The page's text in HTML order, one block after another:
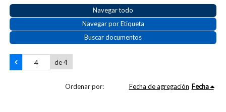
Navegar todo
Navegar por Etiqueta
Buscar documentos
de 4
Ordenar por: Fecha de agregación Fecha